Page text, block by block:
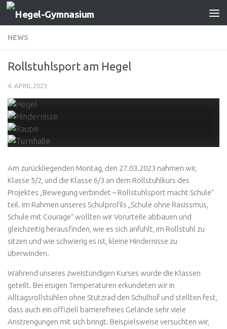
Zum Inhalt springen
NEWS
Rollstuhlsport am Hegel
4. APRIL 2023
Am zurückliegenden Montag, den 27.03.2023 nahmen wir,
Klasse 5/2, und die Klasse 6/3 an dem Rollstuhlkurs des
Projektes „Bewegung verbindet – Rollstuhlsport macht Schule“
teil. Im Rahmen unseres Schulprofils „Schule ohne Rasissmus,
Schule mit Courage“ wollten wir Vorurteile abbauen und
gleichzeitig herausfinden, wie es sich anfühlt, im Rollstuhl zu
sitzen und wie schwierig es ist, kleine Hindernisse zu
überwinden.
Während unseres zweistündigen Kurses wurde die Klassen
geteilt. Bei eisigen Temperaturen erkundeten wir in
Alltagsrollstühlen ohne Stützrad den Schulhof und stellten fest,
dass auch ein offiziell barrierefreies Gelände sehr viele
Anstrengungen mit sich bringt. Beispielsweise versuchten wir,